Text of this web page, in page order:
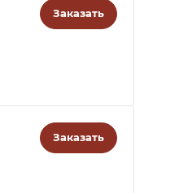
Заказать
Заказать